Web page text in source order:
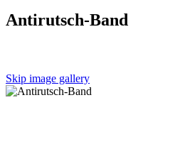
Antirutsch-Band
Skip image gallery